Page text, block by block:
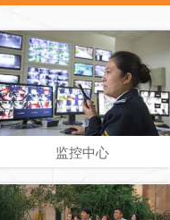
监控中心